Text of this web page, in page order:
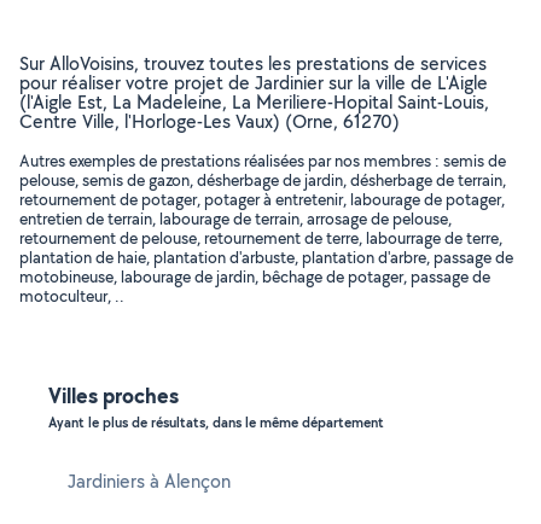
Sur AlloVoisins, trouvez toutes les prestations de services
pour réaliser votre projet de Jardinier sur la ville de L'Aigle
(l'Aigle Est, La Madeleine, La Meriliere-Hopital Saint-Louis,
Centre Ville, l'Horloge-Les Vaux) (Orne, 61270)
Autres exemples de prestations réalisées par nos membres : semis de
pelouse, semis de gazon, désherbage de jardin, désherbage de terrain,
retournement de potager, potager à entretenir, labourage de potager,
entretien de terrain, labourage de terrain, arrosage de pelouse,
retournement de pelouse, retournement de terre, labourrage de terre,
plantation de haie, plantation d'arbuste, plantation d'arbre, passage de
motobineuse, labourage de jardin, bêchage de potager, passage de
motoculteur, ..
Villes proches
Ayant le plus de résultats, dans le même département
Jardiniers à Alençon